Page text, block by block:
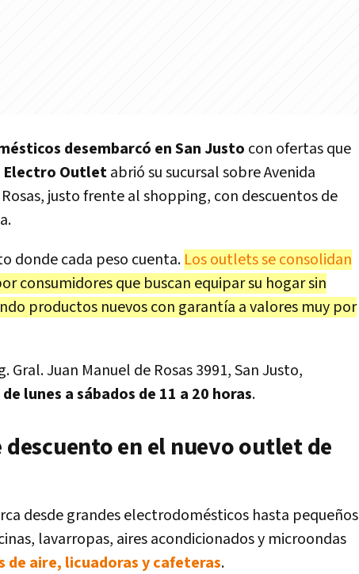
desembarcó en San Justo con ofertas que
Electro Outletabrió su sucursal sobre Avenida
justo frente al shopping, con descuentos de
donde cada peso cuenta. Los outlets se consolidan
consumidores que buscan equipar su hogar sin
productos nuevos con garantía a valores muy por
Gral. Juan Manuel de Rosas 3991, San Justo,
de lunes a sábados de 11 a 20 horas.
en el nuevo outlet de
desde grandes electrodomésticos hasta pequeños
lavarropas, aires acondicionados y microondas
de aire, licuadoras y cafeteras.